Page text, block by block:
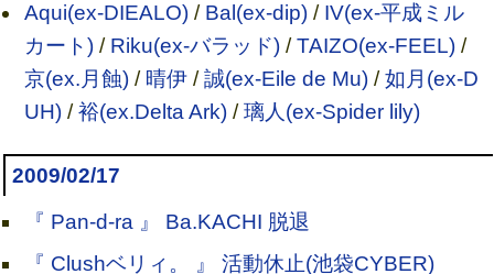
Aqui(ex-DIEALO)/ Bal(ex-dip)/ IV(ex-平成ミル
カート)/ Riku(ex-バラッド)/TAIZO(ex-FEEL)/
京(ex.月蝕)/ 晴伊/誠(ex-Eile de Mu)/如月(ex-D
UH)/裕(ex.Delta Ark)/璃人(ex-Spider lily)
2009/02/17
『 Pan-d-ra 』 Ba.KACHI 脱退
『 Clushベリィ。 』 活動休止(池袋CYBER)